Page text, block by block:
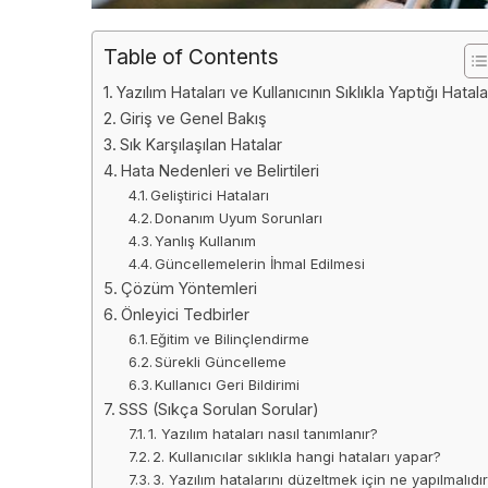
Table of Contents
Yazılım Hataları ve Kullanıcının Sıklıkla Yaptığı
Giriş ve Genel Bakış
Sık Karşılaşılan Hatalar
Hata Nedenleri ve Belirtileri
Geliştirici Hataları
Donanım Uyum Sorunları
Yanlış Kullanım
Güncellemelerin İhmal Edilmesi
Çözüm Yöntemleri
Önleyici Tedbirler
Eğitim ve Bilinçlendirme
Sürekli Güncelleme
Kullanıcı Geri Bildirimi
SSS (Sıkça Sorulan Sorular)
1. Yazılım hataları nasıl tanımlanır?
2. Kullanıcılar sıklıkla hangi hataları yapar?
3. Yazılım hatalarını düzeltmek için ne